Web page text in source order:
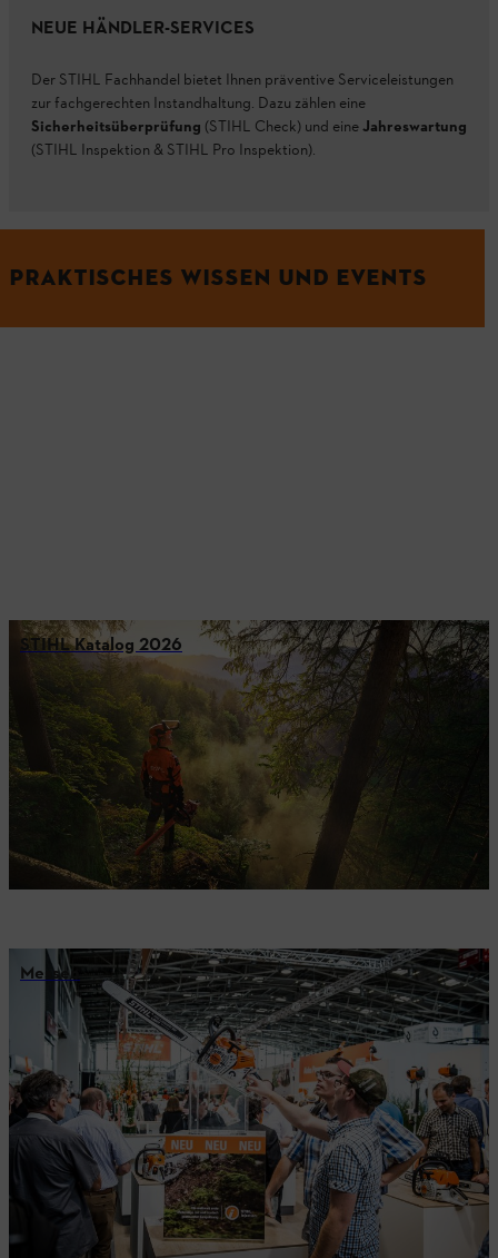
NEUE HÄNDLER-SERVICES
Der STIHL Fachhandel bietet Ihnen präventive Serviceleistungen
zur fachgerechten Instandhaltung. Dazu zählen eine
Sicherheitsüberprüfung (STIHL Check) und eineJahreswartung
(STIHL Inspektion & STIHL Pro Inspektion).
PRAKTISCHES WISSEN UND EVENTS
STIHL Katalog 2026
Messen